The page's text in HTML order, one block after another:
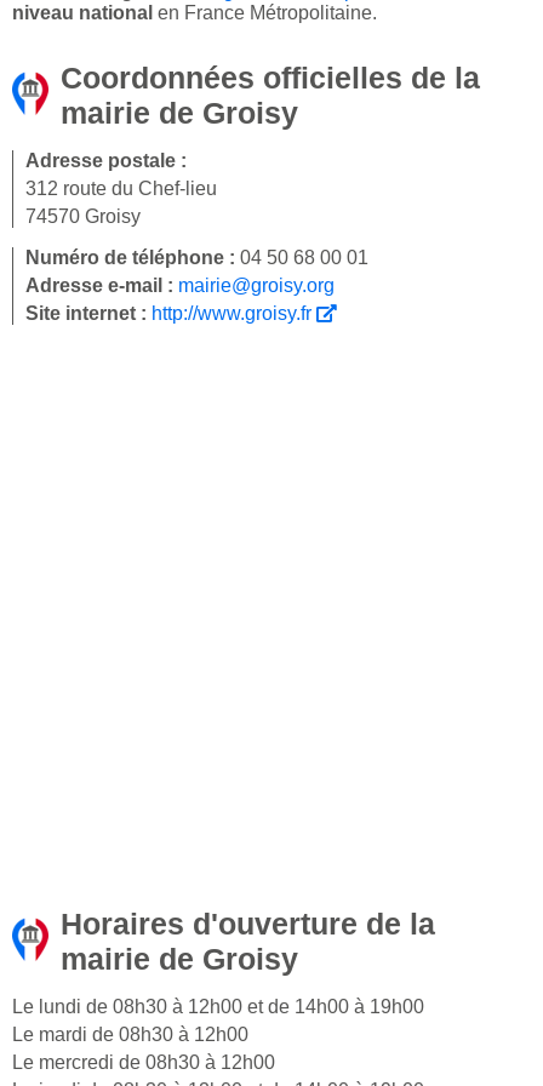
niveau national en France Métropolitaine.
Coordonnées officielles de la
mairie de Groisy
Adresse postale :
312 route du Chef-lieu
74570 Groisy
Numéro de téléphone : 04 50 68 00 01
Adresse e-mail : mairie@groisy.org
Site internet : http://www.groisy.fr
Horaires d'ouverture de la
mairie de Groisy
Le lundi de 08h30 à 12h00 et de 14h00 à 19h00
Le mardi de 08h30 à 12h00
Le mercredi de 08h30 à 12h00